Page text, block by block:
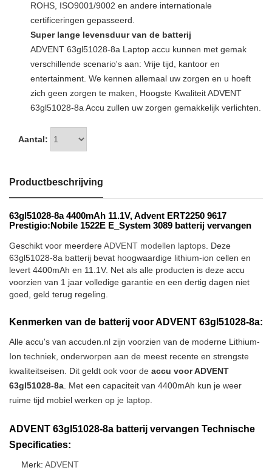
ROHS, ISO9001/9002 en andere internationale
certificeringen gepasseerd.
Super lange levensduur van de batterij
ADVENT 63gl51028-8a Laptop accu kunnen met gemak
verschillende scenario's aan: Vrije tijd, kantoor en
entertainment. We kennen allemaal uw zorgen en u hoeft
zich geen zorgen te maken, Hoogste Kwaliteit ADVENT
63gl51028-8a Accu zullen uw zorgen gemakkelijk verlichten.
Aantal:
Productbeschrijving
63gl51028-8a 4400mAh 11.1V, Advent ERT2250 9617
Prestigio:Nobile 1522E E_System 3089 batterij vervangen
Geschikt voor meerdereADVENT modellen laptops . Deze
63gl51028-8a batterij bevat hoogwaardige lithium-ion cellen en
levert 4400mAh en 11.1V. Net als alle producten is deze accu
voorzien van 1 jaar volledige garantie en een dertig dagen niet
goed, geld terug regeling.
Kenmerken van de batterij voor ADVENT 63gl51028-8a:
Alle accu's van accuden.nl zijn voorzien van de moderne Lithium-
Ion techniek, onderworpen aan de meest recente en strengste
kwaliteitseisen. Dit geldt ook voor de accu voor ADVENT
63gl51028-8a . Met een capaciteit van 4400mAh kun je weer
ruime tijd mobiel werken op je laptop.
ADVENT 63gl51028-8a batterij vervangen Technische
Specificaties:
Merk: ADVENT